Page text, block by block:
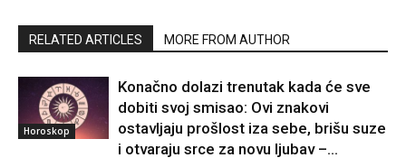
RELATED ARTICLES MORE FROM AUTHOR
Horoskop
Konačno dolazi trenutak kada će sve
dobiti svoj smisao: Ovi znakovi
ostavljaju prošlost iza sebe, brišu suze
i otvaraju srce za novu ljubav –...